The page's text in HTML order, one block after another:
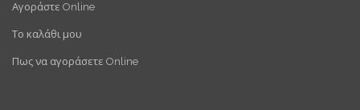
Αγοράστε Online
Το καλάθι μου
Πως να αγοράσετε Online